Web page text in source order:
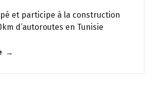
et participe à la construction
d’autoroutes en Tunisie